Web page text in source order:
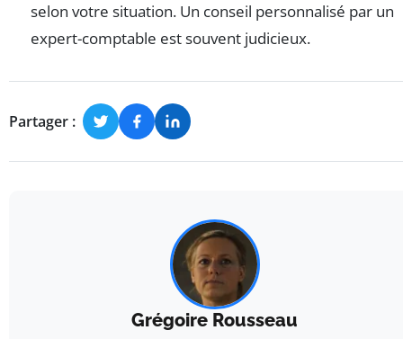
selon votre situation. Un conseil personnalisé par un
expert-comptable est souvent judicieux.
Partager :
Grégoire Rousseau